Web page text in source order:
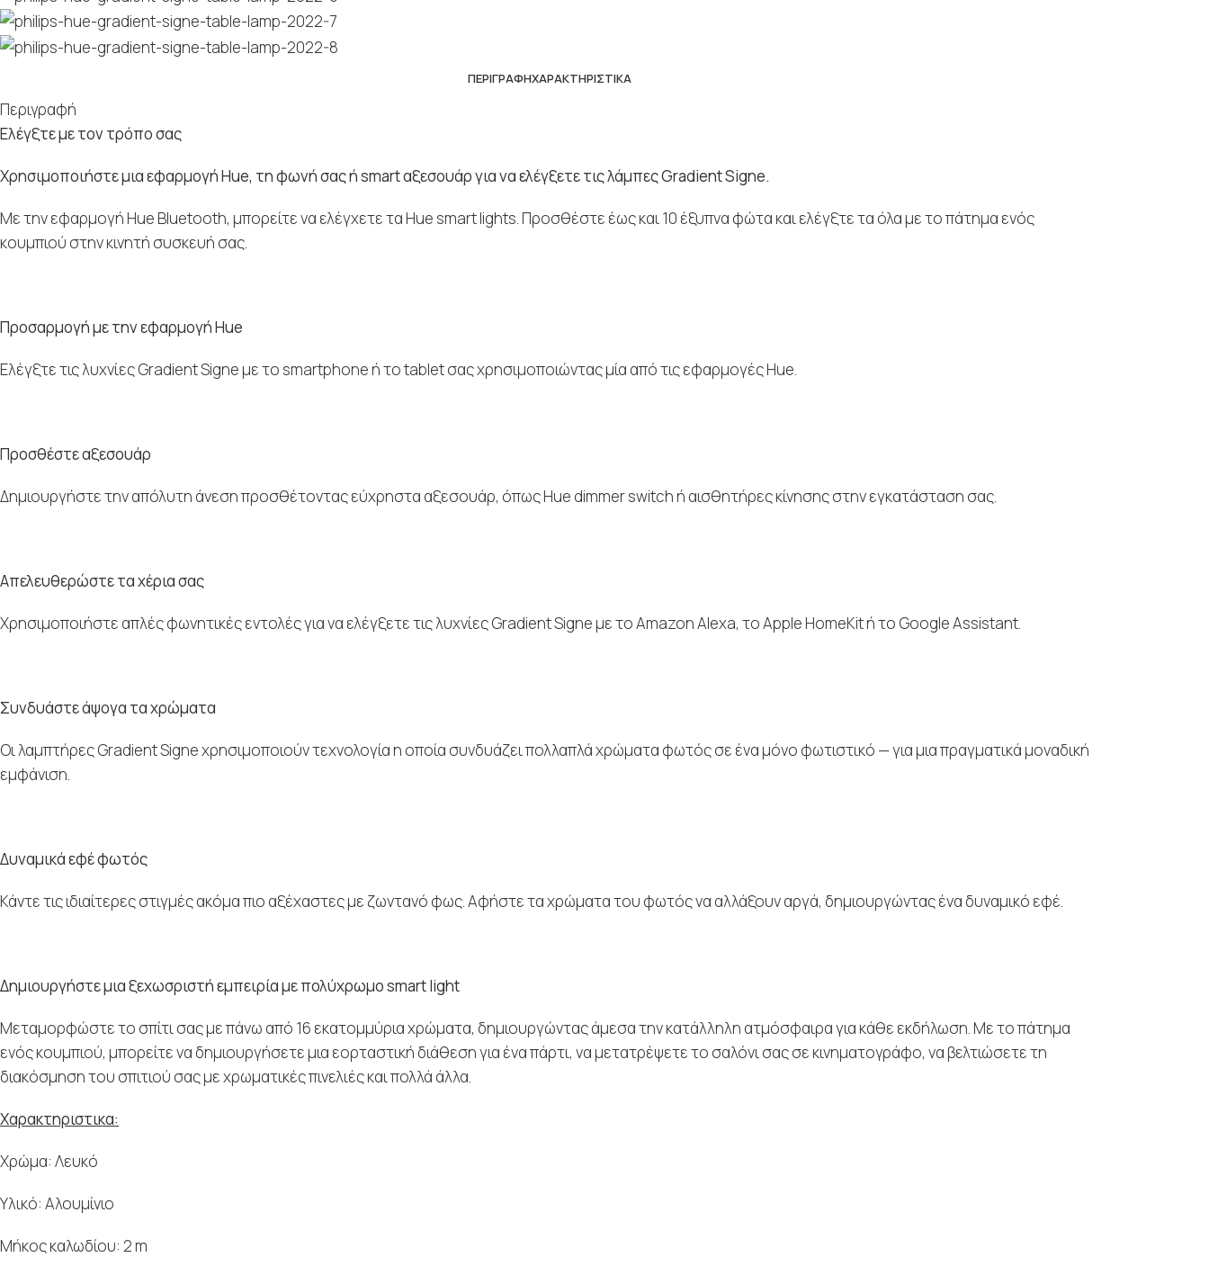
ΠΕΡΙΓΡΑΦΉΧΑΡΑΚΤΗΡΙΣΤΙΚΆ
Περιγραφή
Ελέγξτε με τον τρόπο σας
Χρησιμοποιήστε μια εφαρμογή Hue, τη φωνή σας ή smart αξεσουάρ για να ελέγξετε τις λάμπες Gradient Signe.
Με την εφαρμογή Hue Bluetooth, μπορείτε να ελέγχετε τα Hue smart lights. Προσθέστε έως και 10 έξυπνα φώτα και ελέγξτε τα όλα με το πάτημα ενός
κουμπιού στην κινητή συσκευή σας.
Προσαρμογή με την εφαρμογή Hue
Ελέγξτε τις λυχνίες Gradient Signe με το smartphone ή το tablet σας χρησιμοποιώντας μία από τις εφαρμογές Hue.
Προσθέστε αξεσουάρ
Δημιουργήστε την απόλυτη άνεση προσθέτοντας εύχρηστα αξεσουάρ, όπως Hue dimmer switch ή αισθητήρες κίνησης στην εγκατάσταση σας.
Απελευθερώστε τα χέρια σας
Χρησιμοποιήστε απλές φωνητικές εντολές για να ελέγξετε τις λυχνίες Gradient Signe με το Amazon Alexa, το Apple HomeKit ή το Google Assistant.
Συνδυάστε άψογα τα χρώματα
Οι λαμπτήρες Gradient Signe χρησιμοποιούν τεχνολογία η οποία συνδυάζει πολλαπλά χρώματα φωτός σε ένα μόνο φωτιστικό — για μια πραγματικά μοναδική
εμφάνιση.
Δυναμικά εφέ φωτός
Κάντε τις ιδιαίτερες στιγμές ακόμα πιο αξέχαστες με ζωντανό φως. Αφήστε τα χρώματα του φωτός να αλλάξουν αργά, δημιουργώντας ένα δυναμικό εφέ.
Δημιουργήστε μια ξεχωσριστή εμπειρία με πολύχρωμο smart light
Μεταμορφώστε το σπίτι σας με πάνω από 16 εκατομμύρια χρώματα, δημιουργώντας άμεσα την κατάλληλη ατμόσφαιρα για κάθε εκδήλωση. Με το πάτημα
ενός κουμπιού, μπορείτε να δημιουργήσετε μια εορταστική διάθεση για ένα πάρτι, να μετατρέψετε το σαλόνι σας σε κινηματογράφο, να βελτιώσετε τη
διακόσμηση του σπιτιού σας με χρωματικές πινελιές και πολλά άλλα.
Χαρακτηριστικα:
Xρώμα: Λευκό
Υλικό: Αλουμίνιο
Μήκος καλωδίου: 2 m